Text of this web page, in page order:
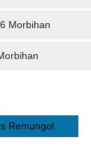
Morbihan
Remungol